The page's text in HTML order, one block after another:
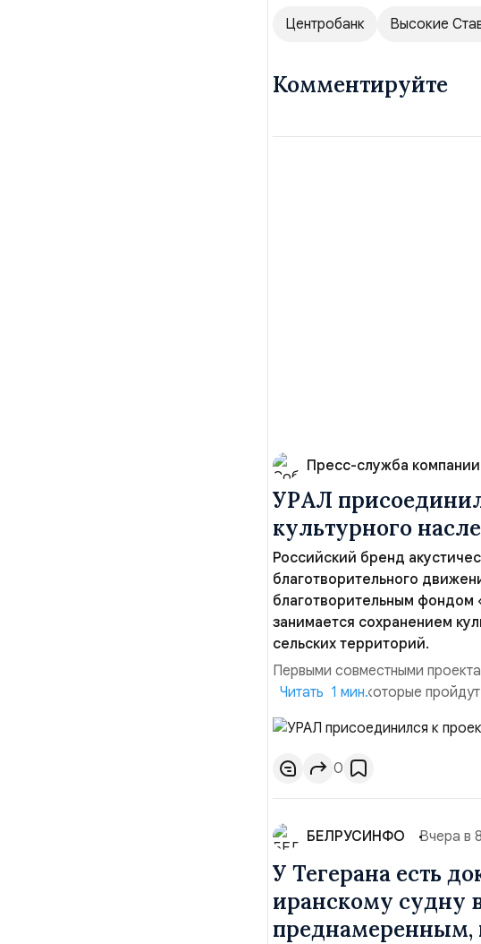
Центробанк Высокие
Комментируйте
Пресс-служба
УРАЛ
культурного
Российский бренд
благотворительного
благотворительным
занимается сохранением
сельских территорий.
Первыми совместными
мероприятия, которые
региона, волонтеров и
философии бренда,
продвижении русского звука.
Читать 1 мин.
0
БЕЛРУСИНФО Вчера в
У Тегерана есть
иранскому судну
преднамеренным,